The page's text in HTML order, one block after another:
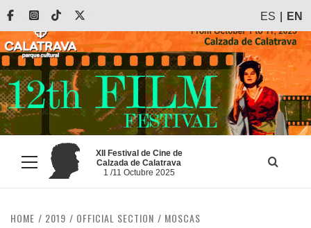
Skip
content
FacebookInstagram
Tiktok ES EN
Primary
Menu
XII Festival de Cine de
Calzada de Calatrava
1 /11 Octubre 2025
HOME 2019 OFFICIAL SECTION MOSCAS